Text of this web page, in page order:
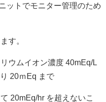
ットでモニター管理のため
す。
ウムイオン濃度 40mEq/L
20ｍEq まで
20mEq/hr を超えないこ